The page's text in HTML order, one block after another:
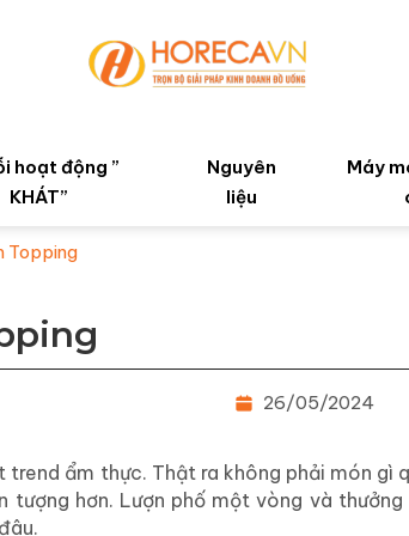
hoạt động ”
KHÁT”
Nguyên
liệu
Máy
Topping
26/05/2024
ẩm thực. Thật ra không phải món gì
hơn. Lượn phố một vòng và